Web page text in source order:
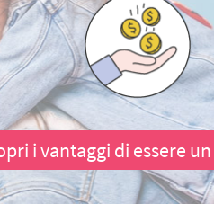
i vantaggi di essere